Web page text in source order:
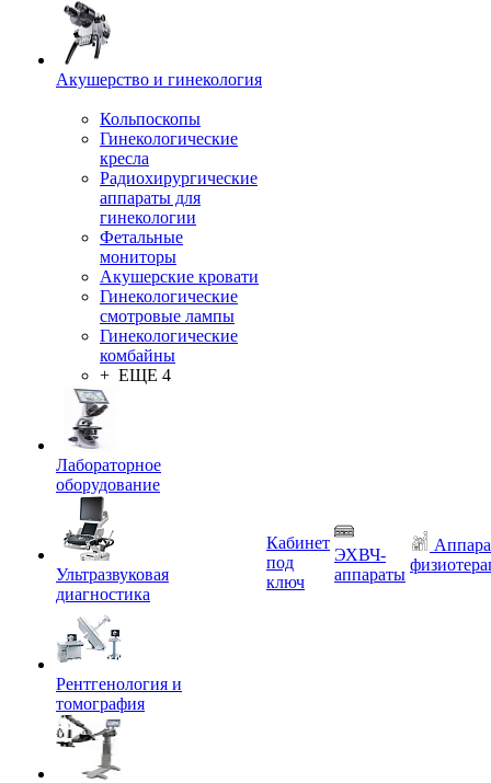
Акушерство и гинекология
Кольпоскопы
Гинекологические
кресла
Радиохирургические
аппараты для
гинекологии
Фетальные
мониторы
Акушерские кровати
Гинекологические
смотровые лампы
Гинекологические
комбайны
+ ЕЩЕ 4
Лабораторное
оборудование
Ультразвуковая
диагностика
Рентгенология и
томография
Кабинет
под
ключ
ЭХВЧ-
аппараты